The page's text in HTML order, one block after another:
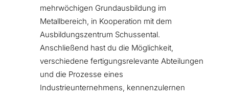
mehrwöchigen Grundausbildung im
Metallbereich, in Kooperation mit dem
Ausbildungszentrum Schussental.
Anschließend hast du die Möglichkeit,
verschiedene fertigungsrelevante Abteilungen
und die Prozesse eines
Industrieunternehmens, kennenzulernen